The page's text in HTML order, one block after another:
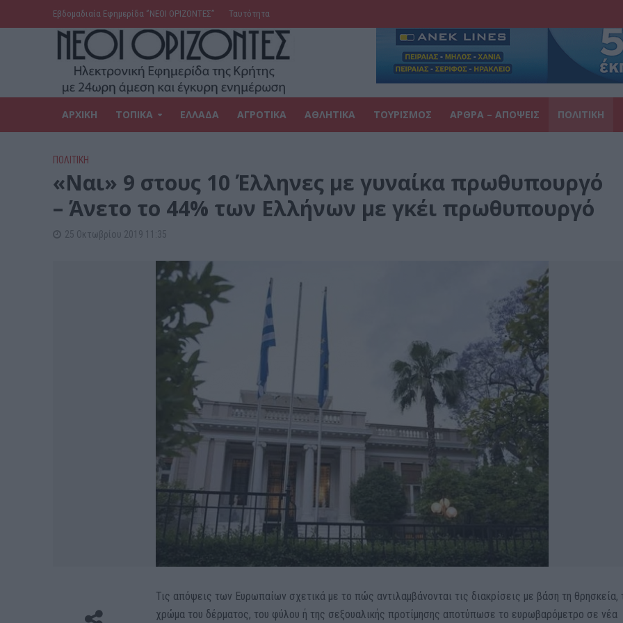
Εβδομαδιαία Εφημερίδα ‘’ΝΕΟΙ ΟΡΙΖΟΝΤΕΣ’’ Ταυτότητα
ΑΡΧΙΚΗ ΤΟΠΙΚΑ ΕΛΛΑΔΑ ΑΓΡΟΤΙΚΑ ΑΘΛΗΤΙΚΑ ΤΟΥΡΙΣΜΟΣ ΑΡΘΡΑ – ΑΠΟΨΕΙΣ ΠΟΛΙΤΙΚΗ
ΠΟΛΙΤΙΚΗ
«Ναι» 9 στους 10 Έλληνες με γυναίκα πρωθυπουργό
– Άνετο το 44% των Ελλήνων με γκέι πρωθυπουργό
25 Οκτωβρίου 2019 11:35
Τις απόψεις των Ευρωπαίων σχετικά με το πώς αντιλαμβάνονται τις διακρίσεις με βάση τη θρησκεία,
χρώμα του δέρματος, του φύλου ή της σεξουαλικής προτίμησης αποτύπωσε το ευρωβαρόμετρο σε νέα